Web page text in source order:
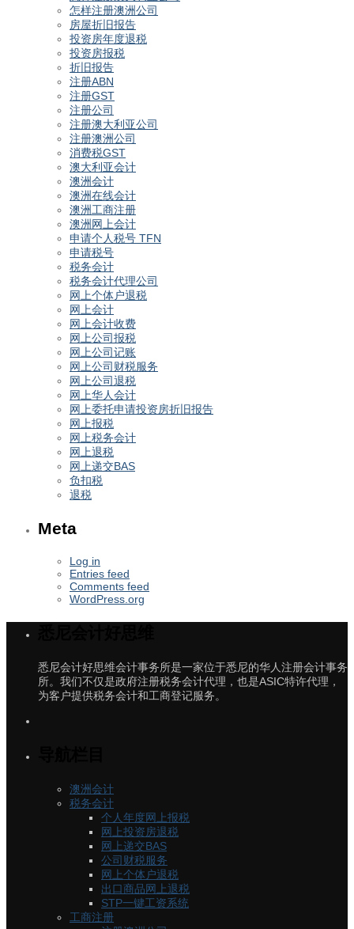
怎样注册澳洲公司
房屋折旧报告
投资房年度退税
投资房报税
折旧报告
注册ABN
注册GST
注册公司
注册澳大利亚公司
注册澳洲公司
消费税GST
澳大利亚会计
澳洲会计
澳洲在线会计
澳洲工商注册
澳洲网上会计
申请个人税号 TFN
申请税号
税务会计
税务会计代理公司
网上个体户退税
网上会计
网上会计收费
网上公司报税
网上公司记账
网上公司财税服务
网上公司退税
网上华人会计
网上委托申请投资房折旧报告
网上报税
网上税务会计
网上退税
网上递交BAS
负扣税
退税
Meta
Log in
Entries feed
Comments feed
WordPress.org
悉尼会计好思维会计事务所是一家位于悉尼的华人注册会计事务
所。我们不仅是政府注册税务会计代理，也是ASIC特许代理，
为客户提供税务会计和工商登记服务。
澳洲会计
税务会计
个人年度网上报税
网上投资房退税
网上递交BAS
公司财税服务
网上个体户退税
出口商品网上退税
STP一键工资系统
工商注册